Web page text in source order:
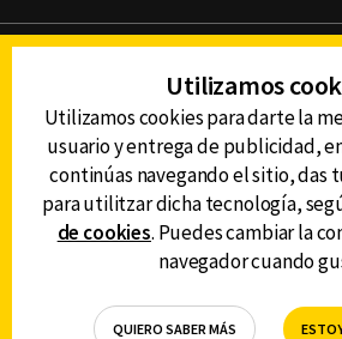
AVISO DE PRIVACIDAD
AVISO LEGAL
DEFENSORÍA DE LAS
DESCARGA LA APP DE
Utilizamos
Utilizamos cookies para darte la
usuario y entrega de publicidad,
continúas navegando el sitio, das
para utilitzar dicha tecnología,
de cookies. Puedes cambiar la
navegador cuando
QUIERO SABER MÁS